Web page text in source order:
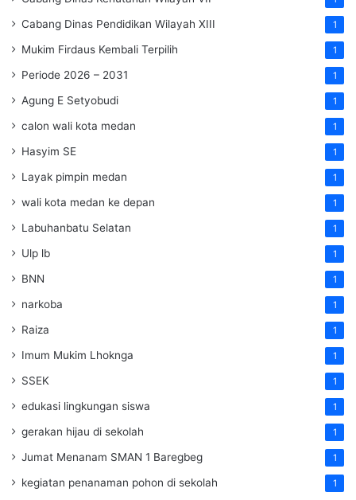
Cabang Dinas Pendidikan Wilayah XIII 1
Mukim Firdaus Kembali Terpilih 1
Periode 2026 – 2031 1
Agung E Setyobudi 1
calon wali kota medan 1
Hasyim SE 1
Layak pimpin medan 1
wali kota medan ke depan 1
Labuhanbatu Selatan 1
Ulp lb 1
BNN 1
narkoba 1
Raiza 1
Imum Mukim Lhoknga 1
SSEK 1
edukasi lingkungan siswa 1
gerakan hijau di sekolah 1
Jumat Menanam SMAN 1 Baregbeg 1
kegiatan penanaman pohon di sekolah 1